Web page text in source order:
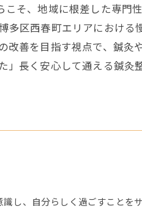
そ、地域に根差した専門
多区西春町エリアにおける
善を目指す視点で、鍼灸
」長く安心して通える鍼灸
し、自分らしく過ごすことを